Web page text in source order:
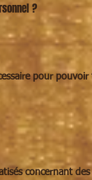
?
pour pouvoir
concernant